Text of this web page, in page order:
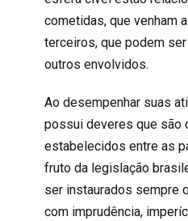
cometidas, que venham
terceiros, que podem
outros envolvidos.
Ao desempenhar suas
possui deveres que são
estabelecidos entre as
fruto da legislação
ser instaurados sempre
com imprudência,